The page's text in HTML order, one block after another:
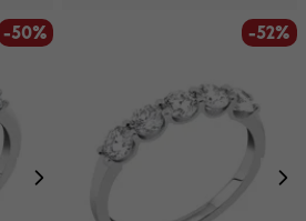
-50% -52%